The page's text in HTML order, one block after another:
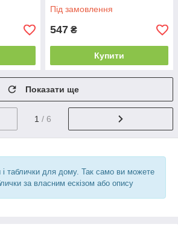
Під замовлення
547 ₴
Купити
Показати ще
1 / 6
і таблички для дому. Так само ви можете
за власним ескізом або опису